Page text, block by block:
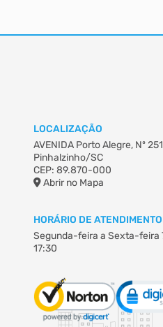
LOCALIZAÇÃO
AVENIDA Porto Alegre, Nº
Pinhalzinho/SC
CEP: 89.870-000
Abrir no Mapa
HORÁRIO DE ATENDIMENTO
Segunda-feira a Sexta-feira
17:30